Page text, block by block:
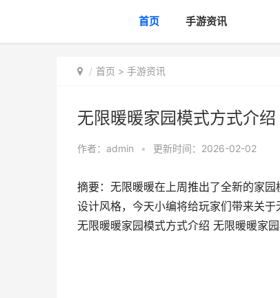
首页 手游资讯
首页 > 手游资讯
无限暖暖家园模式方式介
作者： admin • 更新时间：2026-02-02
摘要：无限暖暖在上周推出了全新的家
设计风格，今天小编将给玩家们带来关
无限暖暖家园模式方式介绍 无限暖暖家